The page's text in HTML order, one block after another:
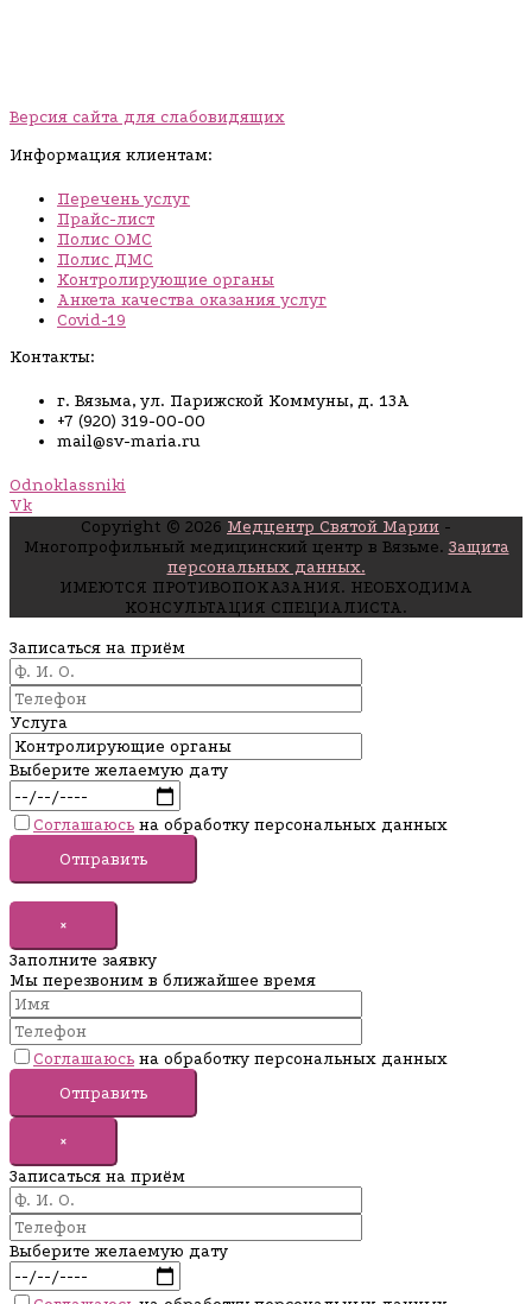
Версия сайта для слабовидящих
Информация клиентам:
Перечень услуг
Прайс-лист
Полис ОМС
Полис ДМС
Контролирующие органы
Анкета качества оказания услуг
Covid-19
Контакты:
г. Вязьма, ул. Парижской Коммуны, д. 13А
+7 (920) 319-00-00
mail@sv-maria.ru
Odnoklassniki
Vk
Copyright © 2026 Медцентр Святой Марии -
Многопрофильный медицинский центр в Вязьме. Защита
персональных данных.
ИМЕЮТСЯ ПРОТИВОПОКАЗАНИЯ. НЕОБХОДИМА
КОНСУЛЬТАЦИЯ СПЕЦИАЛИСТА.
Записаться на приём
Услуга
Выберите желаемую дату
Соглашаюсь на обработку персональных данных
×
Заполните заявку
Мы перезвоним в ближайшее время
Соглашаюсь на обработку персональных данных
×
Записаться на приём
Выберите желаемую дату